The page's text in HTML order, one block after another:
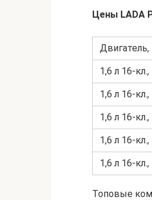
Цены LADA
1,6 л 16-
1,6 л 16-
1,6 л 16-
1,6 л 16-
1,6 л 16-
Топовые